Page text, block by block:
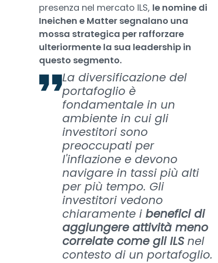
presenza nel mercato ILS, le nomine di
Ineichen e Matter segnalano una
mossa strategica per rafforzare
ulteriormente la sua leadership in
questo segmento.
La diversificazione del
portafoglio è
fondamentale in un
ambiente in cui gli
investitori sono
preoccupati per
l'inflazione e devono
navigare in tassi più alti
per più tempo. Gli
investitori vedono
chiaramente i benefici di
aggiungere attività meno
correlate come gli ILSnel
contesto di un portafoglio.